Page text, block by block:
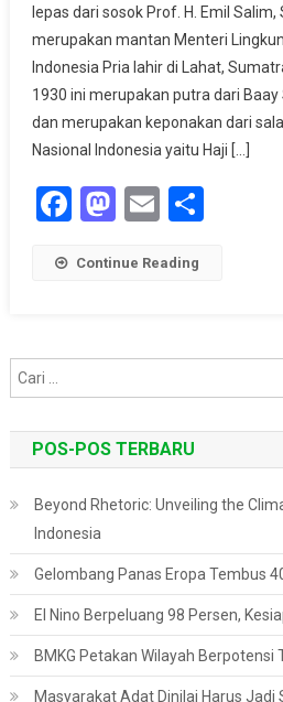
lepas dari sosok Prof. H. Emil Salim,
merupakan mantan Menteri
Indonesia Pria lahir di Lahat,
1930 ini merupakan putra dari
dan merupakan keponakan dari
Nasional Indonesia yaitu Haji […]
Facebook
Mastodon
EmailShare
Continue Reading
POS-POS TERBARU
Beyond Rhetoric: Unveiling the
Indonesia
Gelombang Panas Eropa Tembus
El Nino Berpeluang 98 Persen,
BMKG Petakan Wilayah Berpotensi
Masyarakat Adat Dinilai Harus Jadi